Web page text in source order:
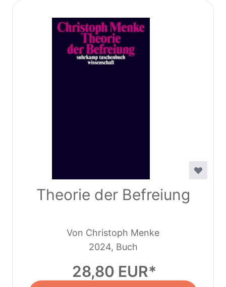
Theorie der Befreiung
Von Christoph Menke
2024, Buch
28,80 EUR